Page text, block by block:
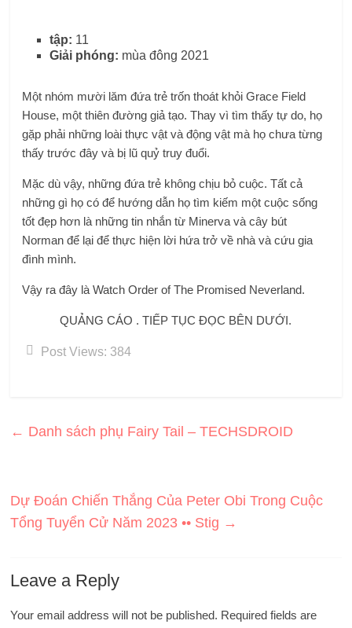
tập: 11
Giải phóng: mùa đông 2021
Một nhóm mười lăm đứa trẻ trốn thoát khỏi Grace Field
House, một thiên đường giả tạo. Thay vì tìm thấy tự do, họ
gặp phải những loài thực vật và động vật mà họ chưa từng
thấy trước đây và bị lũ quỷ truy đuổi.
Mặc dù vậy, những đứa trẻ không chịu bỏ cuộc. Tất cả
những gì họ có để hướng dẫn họ tìm kiếm một cuộc sống
tốt đẹp hơn là những tin nhắn từ Minerva và cây bút
Norman để lại để thực hiện lời hứa trở về nhà và cứu gia
đình mình.
Vậy ra đây là Watch Order of The Promised Neverland.
QUẢNG CÁO . TIẾP TỤC ĐỌC BÊN DƯỚI.
Post Views: 384
← Danh sách phụ Fairy Tail – TECHSDROID
Dự Đoán Chiến Thắng Của Peter Obi Trong Cuộc
Tổng Tuyển Cử Năm 2023 •• Stig →
Leave a Reply
Your email address will not be published. Required fields are